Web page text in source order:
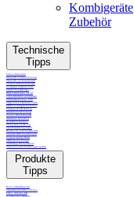
Kombigeräte
Zubehör
Löschen
Hersteller
Preis
CHF
Technische
Tipps
Victron MicroGrid
Venus OS 3.70 Funktionen
Venus OS 3.6 Funktionen
Strom in Kleinwohnformen
Solarregler dimensionieren
Victron ToolKit App
Defekte Bleibatterie warum?
Lithiumbatterien ausbalacieren
Zellüberspannung - COV
Temp/Volt kompensiert Laden
MPPT Solarregler Funktion
Gleichstrom Verkabelung
Kabelschuhverbindung
Sonne / Wind Priorität
Assistenten MultiPlus
NodeRed Integration
PV Inverter via AC out
Fernüberwachung Light
Bluettooth individueller PIN
GX Gerät VRM Einstellungen
Energievergleich Diesel
VRM Mobile Widget
e-Fahrzeuge mit Solarstrom
VictronConnect Einstellungen sperren
Produkte
Tipps
Ruuvi Umweltsensoren
Tanksensoren Cerbo / Ekrano
Cerbo / Erkrano GX
Solarmontage Gebäude